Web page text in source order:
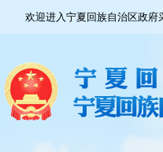
欢迎进入宁夏回族自治区政府